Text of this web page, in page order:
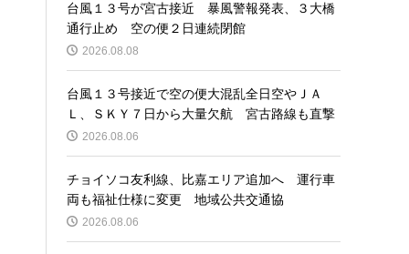
台風１３号が宮古接近 暴風警報発表、３大橋
通行止め 空の便２日連続閉館
2026.08.08
台風１３号接近で空の便大混乱全日空やＪＡ
Ｌ、ＳＫＹ７日から大量欠航 宮古路線も直撃
2026.08.06
チョイソコ友利線、比嘉エリア追加へ 運行車
両も福祉仕様に変更 地域公共交通協
2026.08.06